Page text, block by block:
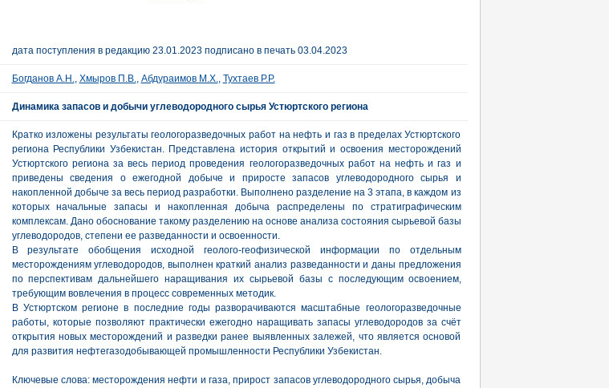
дата поступления в редакцию 23.01.2023 подписано в печать 03.04.2023
Богданов А.Н., Хмыров П.В., Абдураимов М.Х., Тухтаев Р.Р.
Динамика запасов и добычи углеводородного сырья Устюртского региона
Кратко изложены результаты геологоразведочных работ на нефть и газ в пределах Устюртского
региона Республики Узбекистан. Представлена история открытий и освоения месторождений
Устюртского региона за весь период проведения геологоразведочных работ на нефть и газ и
приведены сведения о ежегодной добыче и приросте запасов углеводородного сырья и
накопленной добыче за весь период разработки. Выполнено разделение на 3 этапа, в каждом из
которых начальные запасы и накопленная добыча распределены по стратиграфическим
комплексам. Дано обоснование такому разделению на основе анализа состояния сырьевой базы
углеводородов, степени ее разведанности и освоенности.
В результате обобщения исходной геолого-геофизической информации по отдельным
месторождениям углеводородов, выполнен краткий анализ разведанности и даны предложения
по перспективам дальнейшего наращивания их сырьевой базы с последующим освоением,
требующим вовлечения в процесс современных методик.
В Устюртском регионе в последние годы разворачиваются масштабные геологоразведочные
работы, которые позволяют практически ежегодно наращивать запасы углеводородов за счёт
открытия новых месторождений и разведки ранее выявленных залежей, что является основой
для развития нефтегазодобывающей промышленности Республики Узбекистан.
Ключевые слова: месторождения нефти и газа, прирост запасов углеводородного сырья, добыча